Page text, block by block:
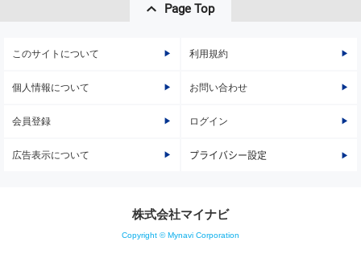
Page Top
このサイトについて 利用規約
個人情報について お問い合わせ
会員登録 ログイン
広告表示について プライバシー設定
株式会社マイナビ
Copyright © Mynavi Corporation